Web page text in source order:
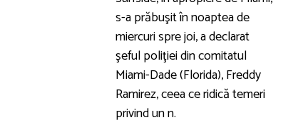
s-a prăbuşit în noaptea de
miercuri spre joi, a declarat
şeful poliţiei din comitatul
Miami-Dade (Florida), Freddy
Ramirez, ceea ce ridică temeri
privind un n.